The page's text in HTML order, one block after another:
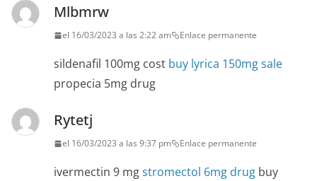
Mlbmrw
el 16/03/2023 a las 2:22 am Enlace permanente
sildenafil 100mg cost buy lyrica 150mg sale
propecia 5mg drug
Rytetj
el 16/03/2023 a las 9:37 pm Enlace permanente
ivermectin 9 mgstromectol 6mg drug buy